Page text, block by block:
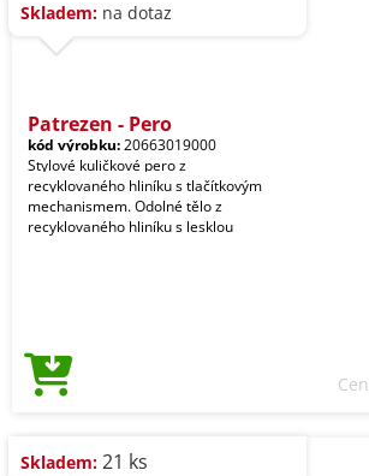
Skladem: na dotaz
Patrezen - Pero
kód výrobku:20663019000
Stylové kuličkové pero z
recyklovaného hliníku s tlačítkovým
mechanismem. Odolné tělo z
recyklovaného hliníku s lesklou
Skladem: 21 ks